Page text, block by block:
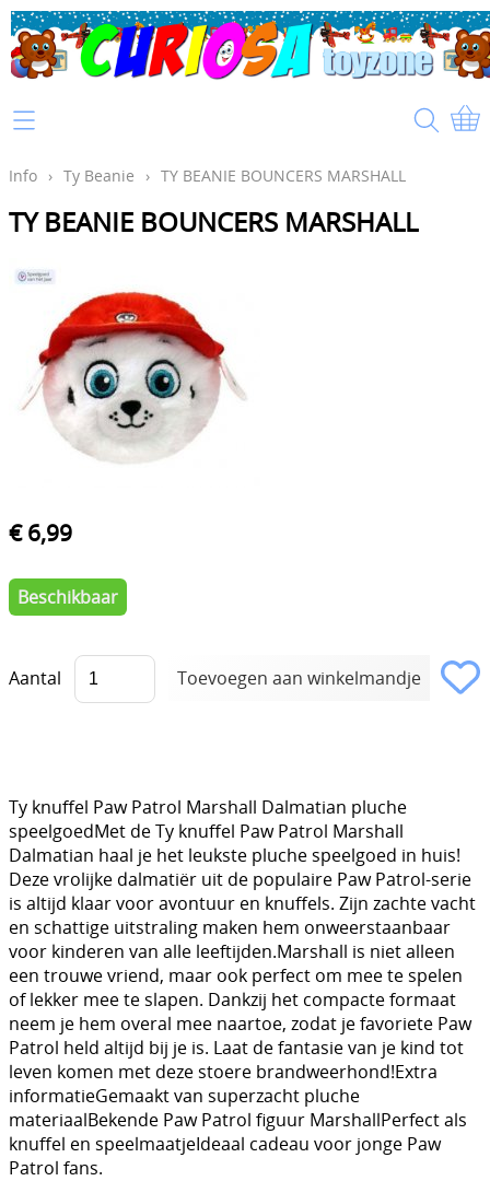
Home
Info
Mijn account
Info › Ty Beanie › TY BEANIE BOUNCERS MARSHALL
TY BEANIE BOUNCERS MARSHALL
€ 6,99
Beschikbaar
Aantal
Ty knuffel Paw Patrol Marshall Dalmatian pluche
speelgoedMet de Ty knuffel Paw Patrol Marshall
Dalmatian haal je het leukste pluche speelgoed in huis!
Deze vrolijke dalmatiër uit de populaire Paw Patrol-serie
is altijd klaar voor avontuur en knuffels. Zijn zachte vacht
en schattige uitstraling maken hem onweerstaanbaar
voor kinderen van alle leeftijden.Marshall is niet alleen
een trouwe vriend, maar ook perfect om mee te spelen
of lekker mee te slapen. Dankzij het compacte formaat
neem je hem overal mee naartoe, zodat je favoriete Paw
Patrol held altijd bij je is. Laat de fantasie van je kind tot
leven komen met deze stoere brandweerhond!Extra
informatieGemaakt van superzacht pluche
materiaalBekende Paw Patrol figuur MarshallPerfect als
knuffel en speelmaatjeIdeaal cadeau voor jonge Paw
Patrol fans.